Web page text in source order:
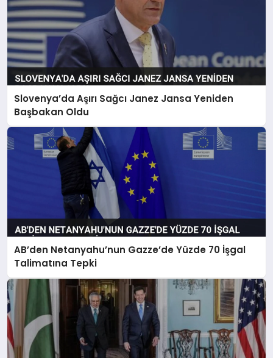
Slovenya’da Aşırı Sağcı Janez Jansa Yeniden
Başbakan Oldu
AB’den Netanyahu’nun Gazze’de Yüzde 70 İşgal
Talimatına Tepki